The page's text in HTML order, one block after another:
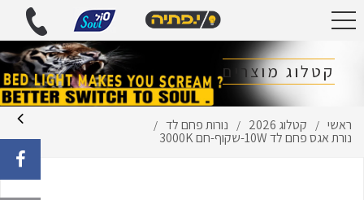
קטלוג מוצרים
ראשי / קטלוג 2026 / נורות פחם לד /
נורת אגס פחם לד 10W-שקוף-חם 3000K